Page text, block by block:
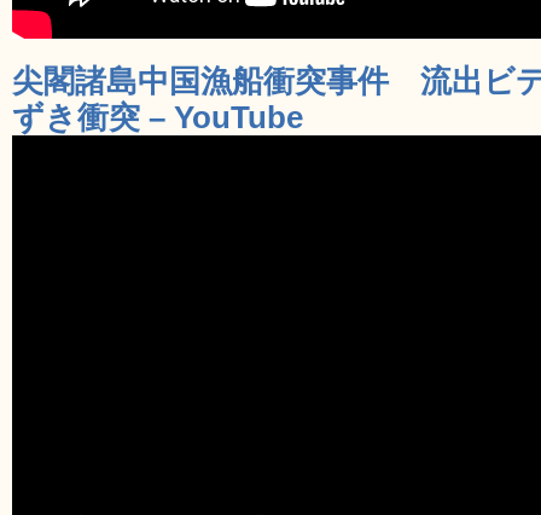
尖閣諸島中国漁船衝突事件 流出
ずき衝突 – YouTube